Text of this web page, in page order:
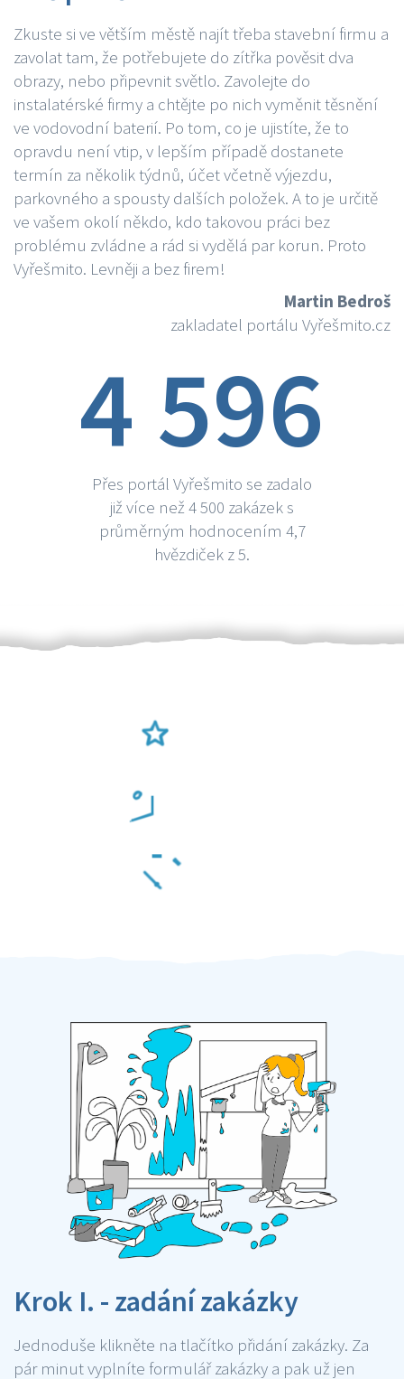
Zkuste si ve větším městě najít třeba stavební firmu a
zavolat tam, že potřebujete do zítřka pověsit dva
obrazy, nebo připevnit světlo. Zavolejte do
instalatérské firmy a chtějte po nich vyměnit těsnění
ve vodovodní baterií. Po tom, co je ujistíte, že to
opravdu není vtip, v lepším případě dostanete
termín za několik týdnů, účet včetně výjezdu,
parkovného a spousty dalších položek. A to je určitě
ve vašem okolí někdo, kdo takovou práci bez
problému zvládne a rád si vydělá par korun. Proto
Vyřešmito. Levněji a bez firem!
Martin Bedroš
zakladatel portálu Vyřešmito.cz
4 596
Přes portál Vyřešmito se zadalo
již více než 4 500 zakázek s
průměrným hodnocením 4,7
hvězdiček z 5.
Krok I. - zadání zakázky
Jednoduše klikněte na tlačítko přidání zakázky. Za
pár minut vyplníte formulář zakázky a pak už jen